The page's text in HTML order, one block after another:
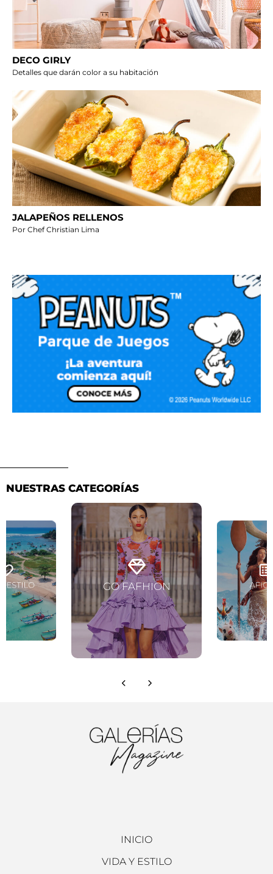
DECO GIRLY
Detalles que darán color a su habitación
JALAPEÑOS RELLENOS
Por Chef Christian Lima
NUESTRAS CATEGORÍAS
ESTILO GO FAFHION
Ver artículos Ver
INICIO
VIDA Y ESTILO